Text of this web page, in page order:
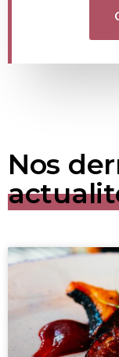
Nos